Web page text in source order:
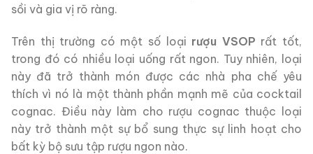
sồi và gia vị rõ ràng.
Trên thị trường có một số loại rượu VSOP rất tốt,
trong đó có nhiều loại uống rất ngon. Tuy nhiên, loại
này đã trở thành món được các nhà pha chế yêu
thích vì nó là một thành phần mạnh mẽ của cocktail
cognac. Điều này làm cho rượu cognac thuộc loại
này trở thành một sự bổ sung thực sự linh hoạt cho
bất kỳ bộ sưu tập rượu ngon nào.